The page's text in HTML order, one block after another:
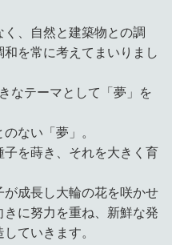
、自然と建築物との調
を常に考えてまいりまし
なテーマとして「夢」を
ない「夢」。
を蒔き、それを大きく育
成長し大輪の花を咲かせ
に努力を重ね、新鮮な発
ていきます。